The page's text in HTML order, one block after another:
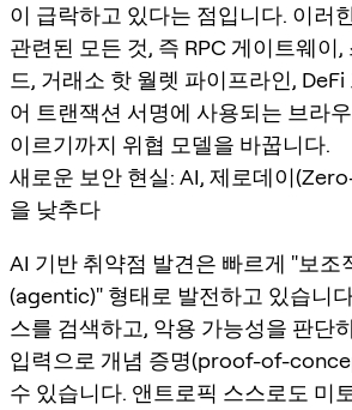
이 급락하고 있다는 점입니다. 이러
관련된 모든 것, 즉 RPC 게이트웨이,
드, 거래소 핫 월렛 파이프라인,
어 트랜잭션 서명에 사용되는 브라
이르기까지 위협 모델을 바꿉니다.
새로운 보안 현실: AI, 제로데이
을 낮추다
AI 기반 취약점 발견은 빠르게 "보조
(agentic)" 형태로 발전하고 있습니
스를 검색하고, 악용 가능성을 판단
입력으로 개념 증명(proof-of-
수 있습니다. 앤트로픽 스스로도 미